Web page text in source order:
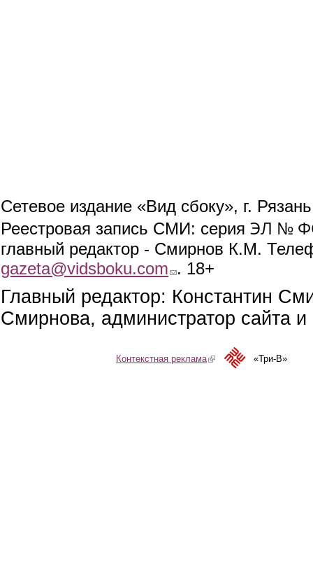
Сетевое издание «Вид сбоку», г.
Реестровая запись СМИ: серия ЭЛ №
главный редактор - Смирнов К.М.
gazeta@vidsboku.com (link sends e-mail)
. 18+
Главный редактор: Константин
Смирнова, администратор сайта
Контекстная реклама(link is external)«Три-В»